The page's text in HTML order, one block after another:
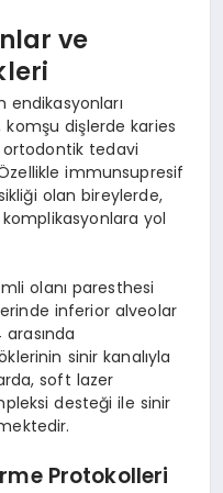
ve
komşu dişlerde karies
ortodontik tedavi
immunsupresif
olan bireylerde,
yol
olanı paresthesi
inferior alveolar
sinir kanalıyla
soft lazer
desteği ile sinir
Protokolleri